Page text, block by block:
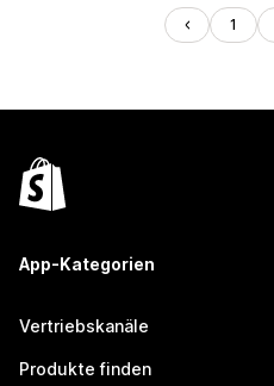
1
App-Kategorien
Vertriebskanäle
Produkte finden